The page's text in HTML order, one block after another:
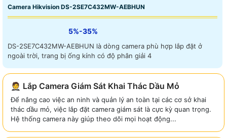
Camera Hikvision DS-2SE7C432MW-AEBHUN
5%-35%
DS-2SE7C432MW-AEBHUN là dòng camera phù hợp lắp đặt ở
ngoài trời, trang bị ống kính có độ phân giải 4
🤵 Lắp Camera Giám Sát Khai Thác Dầu Mỏ
Để nâng cao việc an ninh và quản lý an toàn tại các cơ sở khai
thác dầu mỏ, việc lắp đặt camera giám sát là cực kỳ quan trọng.
Hệ thống camera này giúp theo dõi mọi hoạt động...